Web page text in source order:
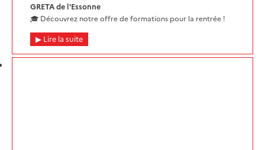
GRETA de l'Essonne
🎓 Découvrez notre offre de formations pour la rentrée !
Lire la suite